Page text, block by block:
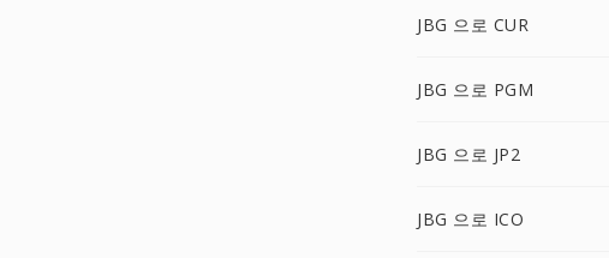
JBG 으로 CUR
JBG 으로 PGM
JBG 으로 JP2
JBG 으로 ICO